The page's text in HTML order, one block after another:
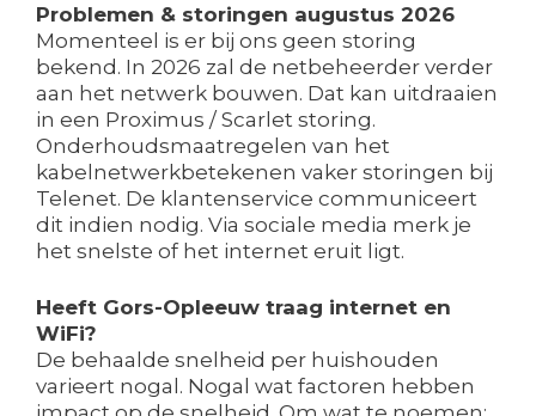
Problemen & storingen augustus 2026
Momenteel is er bij ons geen storing
bekend. In 2026 zal de netbeheerder verder
aan het netwerk bouwen. Dat kan uitdraaien
in een Proximus / Scarlet storing.
Onderhoudsmaatregelen van het
kabelnetwerkbetekenen vaker storingen bij
Telenet. De klantenservice communiceert
dit indien nodig. Via sociale media merk je
het snelste of het internet eruit ligt.
Heeft Gors-Opleeuw traag internet en
WiFi?
De behaalde snelheid per huishouden
varieert nogal. Nogal wat factoren hebben